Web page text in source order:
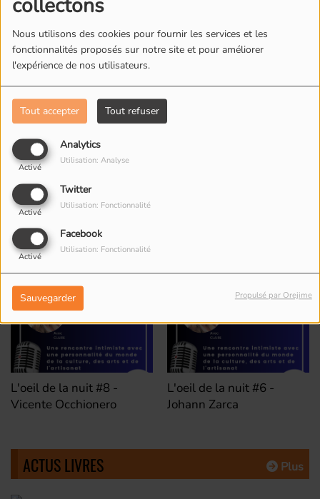
collectons
Nous utilisons des cookies pour fournir les services et les
fonctionnalités proposés sur notre site et pour améliorer
l'expérience de nos utilisateurs.
Tout accepter Tout refuser
Analytics
Activé
Utilisation: Analyse
Twitter
Activé
Utilisation: Fonctionnalité
Facebook
Activé
Utilisation: Fonctionnalité
Sauvegarder Propulsé par Orejime
Spider-Man Brand New Day : la fin du film expliquée
ANCIENNES ÉMISSIONS
L'oeil de la nuit #9 -
Sophie Pigeron
L'oeil de la nuit #8 -
Vicente Occhionero
L'oeil de la nuit #6 -
Johann Zarca
Plus
ACTUS LIVRES